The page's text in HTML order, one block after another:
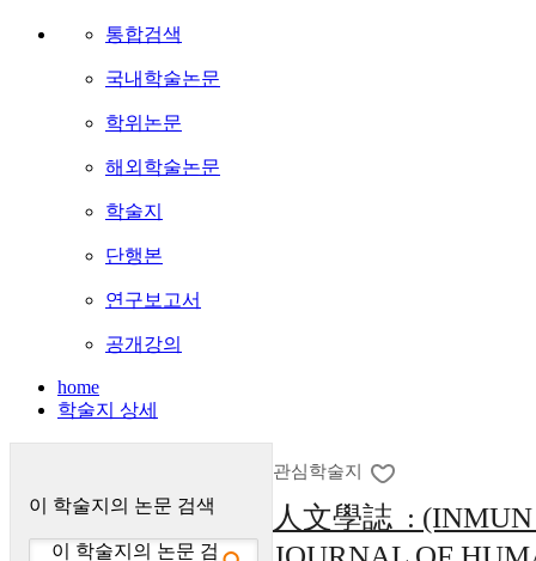
통합검색
국내학술논문
학위논문
해외학술논문
학술지
단행본
연구보고서
공개강의
home
학술지 상세
이 학술지의 논문 검색
이 학술지의 논문 검
관심학술지
人文學誌 :